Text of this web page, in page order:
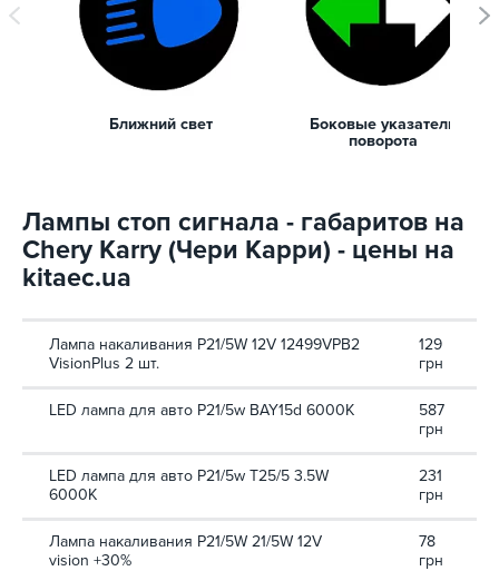
Ближний свет
Боковые указатели
поворота
Лампы стоп сигнала - габаритов на
Chery Karry (Чери Карри) - цены на
kitaec.ua
Лампа накаливания P21/5W 12V 12499VPB2
VisionPlus 2 шт.
129
грн
LED лампа для авто P21/5w BAY15d 6000K
587
грн
LED лампа для авто P21/5w T25/5 3.5W
6000K
231
грн
Лампа накаливания P21/5W 21/5W 12V
vision +30%
78
грн